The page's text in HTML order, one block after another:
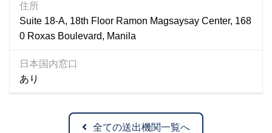
住所
Suite 18-A, 18th Floor Ramon Magsaysay Center, 168
0 Roxas Boulevard, Manila
日本国内窓口
あり
全ての送出機関一覧へ